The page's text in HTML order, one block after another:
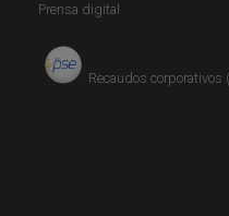
Prensa digital
Recaudos corporativos